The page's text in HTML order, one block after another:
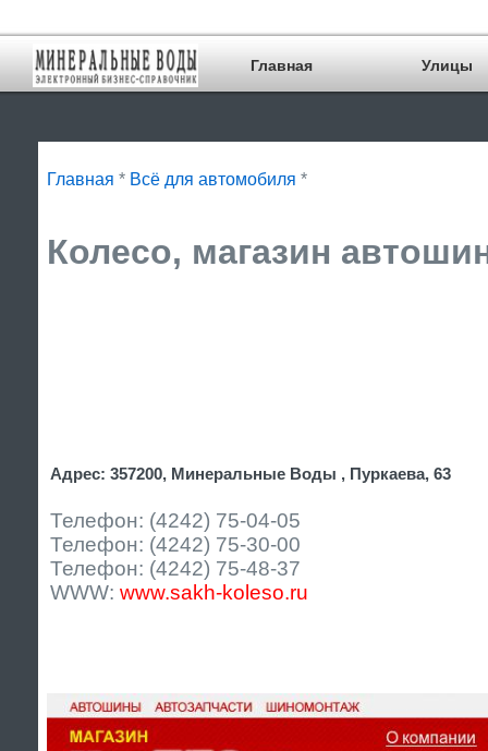
Главная Улицы
Главная * Всё для автомобиля *
Колесо, магазин
Адрес: 357200, Минеральные Воды , Пуркаева, 63
Телефон: (4242) 75-04-05
Телефон: (4242) 75-30-00
Телефон: (4242) 75-48-37
WWW: www.sakh-koleso.ru